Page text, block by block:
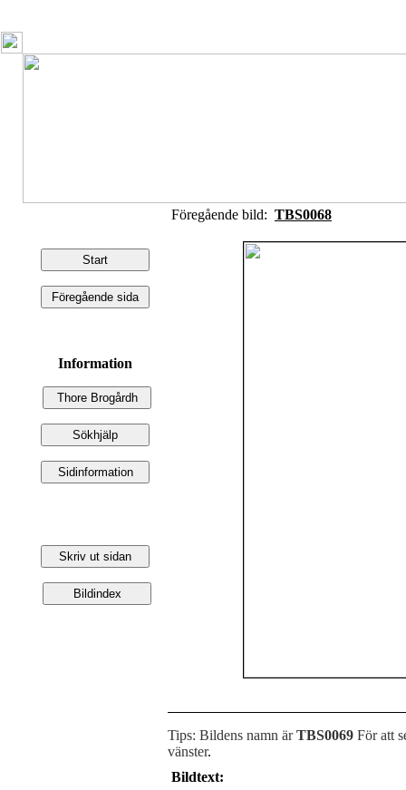
Information
Föregående bild: TBS0068
Tips: Bildens namn ärTBS0069 För att
vänster.
Bildtext: